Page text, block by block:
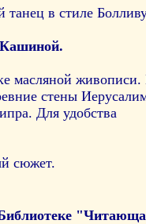
в стиле
Кашиной.
масляной живописи.
стены
Для удобства
сюжет.